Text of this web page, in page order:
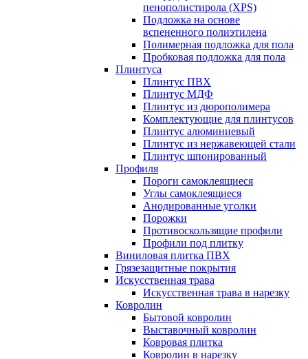
пенополистирола (XPS)
Подложка на основе
вспененного полиэтилена
Полимерная подложка для пола
Пробковая подложка для пола
Плинтуса
Плинтус ПВХ
Плинтус МДФ
Плинтус из дюрополимера
Комплектующие для плинтусов
Плинтус алюминиевый
Плинтус из нержавеющей стали
Плинтус шпонированный
Профиля
Пороги самоклеящиеся
Углы самоклеящиеся
Анодированные уголки
Порожки
Противоскользящие профили
Профили под плитку
Виниловая плитка ПВХ
Грязезащитные покрытия
Искусственная трава
Искусственная трава в нарезку
Ковролин
Бытовой ковролин
Выставочный ковролин
Ковровая плитка
Ковролин в нарезку